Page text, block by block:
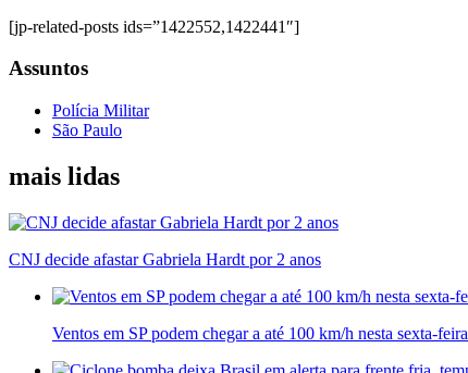
[jp-related-posts ids=”1422552,1422441″]
Assuntos
Polícia Militar
São Paulo
mais lidas
CNJ decide afastar Gabriela Hardt por 2 anos
Ventos em SP podem chegar a até 100 km/h nesta sexta-feira